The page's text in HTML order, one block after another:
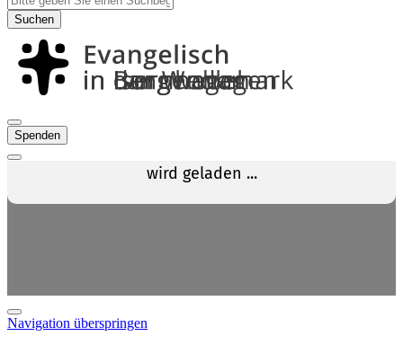
Suchen
Spenden
Navigation überspringen